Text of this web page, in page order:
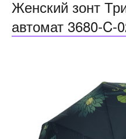
Женский зонт
автомат 3680-C-